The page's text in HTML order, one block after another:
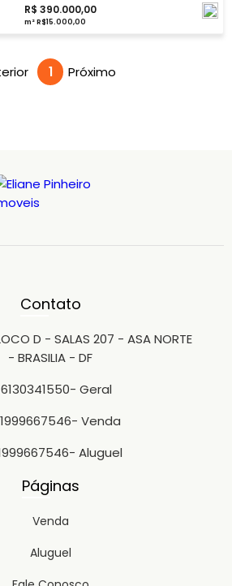
R$ 390.000,00
m² R$15.000,00
1 Próximo
Contato
D - SALAS 207 - ASA NORTE
- BRASILIA - DF
6130341550- Geral
- Venda
- Aluguel
Páginas
Venda
Aluguel